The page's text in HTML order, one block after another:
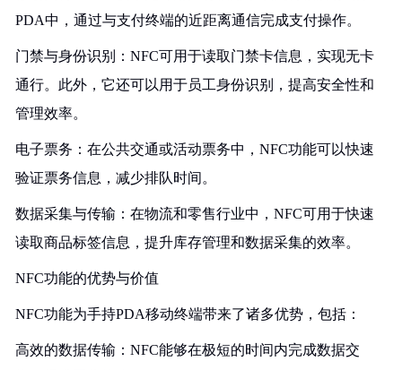
PDA中，通过与支付终端的近距离通信完成支付操作。
门禁与身份识别：NFC可用于读取门禁卡信息，实现无卡
通行。此外，它还可以用于员工身份识别，提高安全性和
管理效率。
电子票务：在公共交通或活动票务中，NFC功能可以快速
验证票务信息，减少排队时间。
数据采集与传输：在物流和零售行业中，NFC可用于快速
读取商品标签信息，提升库存管理和数据采集的效率。
NFC功能的优势与价值
NFC功能为手持PDA移动终端带来了诸多优势，包括：
高效的数据传输：NFC能够在极短的时间内完成数据交